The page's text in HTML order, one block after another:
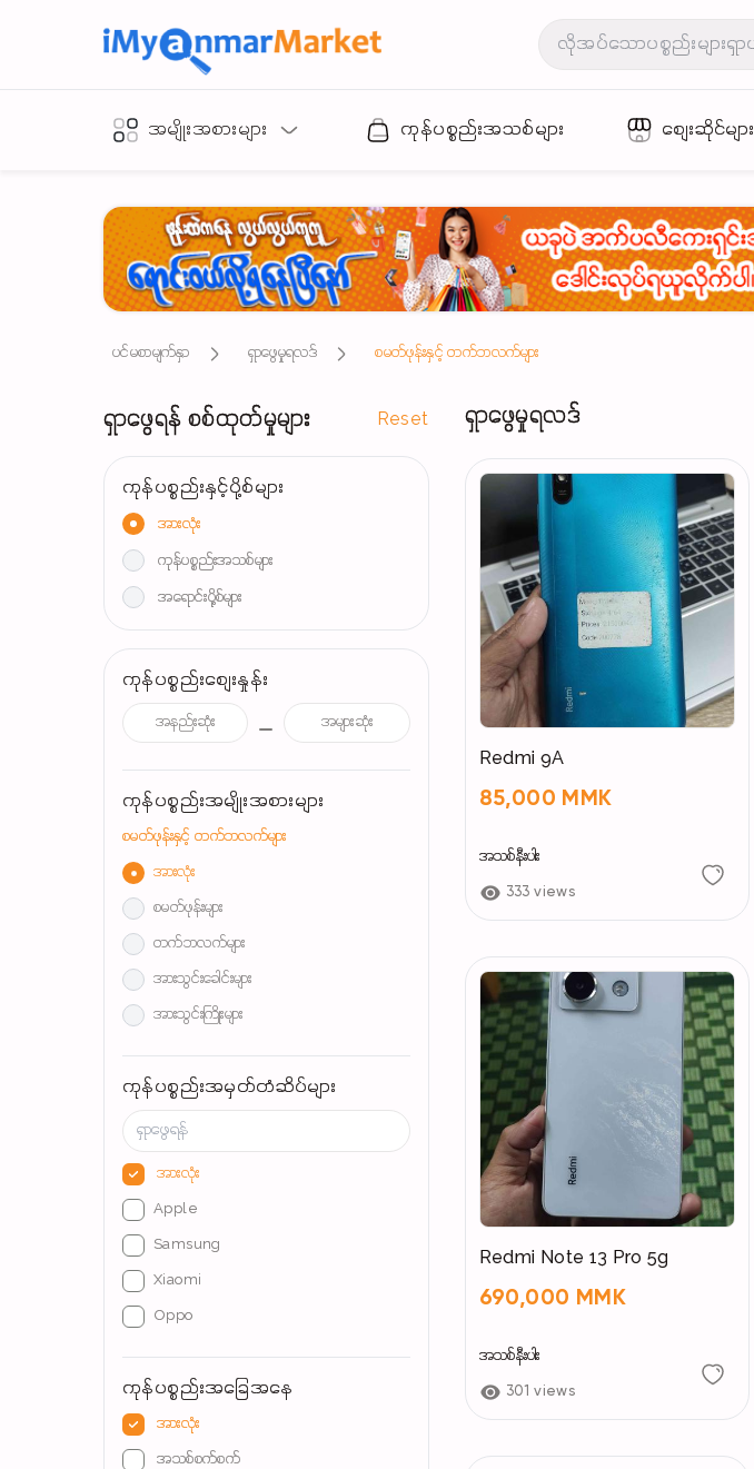
အမျိုးအစားများ ကုန်ပစ္စည်းအသစ်များ စျေးဆိုင်များ
ပင်မစာမျက်နှာ ရှာဖွေမှုရလဒ် စမတ်ဖုန်းနှင့် တက်ဘလက်များ
ရှာဖွေရန် စစ်ထုတ်မှုများ Reset
ကုန်ပစ္စည်းနှင့်ပို့စ်များ
အားလုံး
ကုန်ပစ္စည်းအသစ်များ
အရောင်းပို့စ်များ
ကုန်ပစ္စည်းစျေးနှုန်း
ကုန်ပစ္စည်းအမျိုးအစားများ
စမတ်ဖုန်းနှင့် တက်ဘလက်များ
အားလုံး
စမတ်ဖုန်းများ
တက်ဘလက်များ
အားသွင်းခေါင်းများ
အားသွင်းကြိုးများ
ပါဝါဘန့်များ
ကုန်ပစ္စည်းအမှတ်တံဆိပ်များ
အားလုံး
Apple
Samsung
Xiaomi
Oppo
Nothing
realme
TECNO
ကုန်ပစ္စည်းအခြေအနေ
အားလုံး
အသစ်စက်စက်
ရှာဖွေမှုရလဒ်
Redmi 9A
85,000 MMK
အသစ်နီးပါး
333 views
Redmi Note 13 Pro 5g
690,000 MMK
အသစ်နီးပါး
301 views